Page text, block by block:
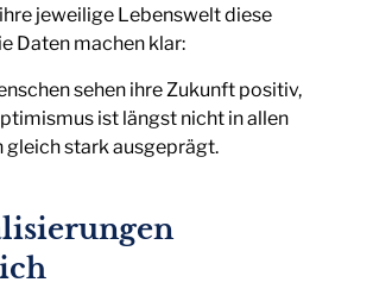
jeweilige Lebenswelt diese
Daten machen klar:
sehen ihre Zukunft positiv,
ist längst nicht in allen
gleich stark ausgeprägt.